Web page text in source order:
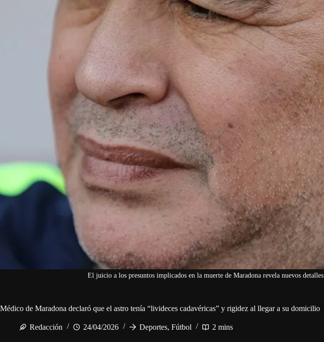
El juicio a los presuntos implicados en la muerte de Maradona revela nuevos detalles
Médico de Maradona declaró que el astro tenía “livideces cadavéricas” y rigidez al llegar a su domicilio
Redacción 24/04/2026 Deportes, Fútbol 2 mins